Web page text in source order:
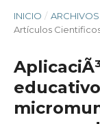
INICIO / ARCHIVOS
Artículos